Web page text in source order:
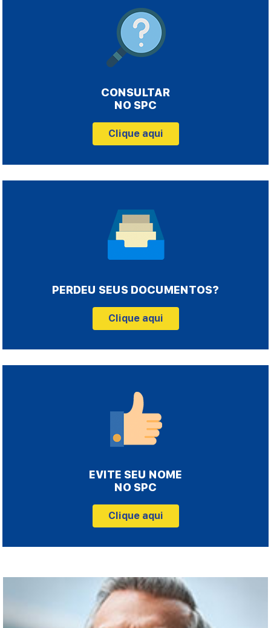
CONSULTAR
NO SPC
Clique aqui
PERDEU SEUS DOCUMENTOS?
Clique aqui
EVITE SEU NOME
NO SPC
Clique aqui